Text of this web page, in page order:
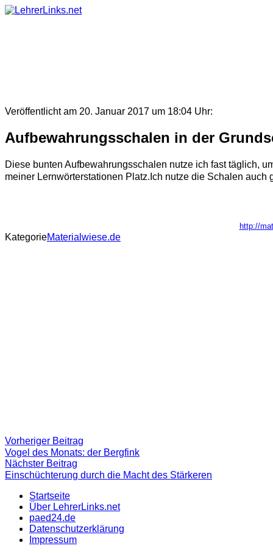
Skip
Veröffentlicht am 20. Januar 2017 um 18:04 Uhr:
Aufbewahrungsschalen in der
Diese bunten Aufbewahrungsschalen nutze ich fast täglich,
meiner Lernwörterstationen Platz.Ich nutze die Schalen
http://
KategorieMaterialwiese.de
Beitragsnavigation
Vorheriger Beitrag
Beitrag:
Vogel des Monats: der Bergfink
Nächster Beitrag
Beitrag
Einschüchterung durch die Macht des Stärkeren
Startseite
Über LehrerLinks.net
paed24.de
Datenschutzerklärung
Impressum